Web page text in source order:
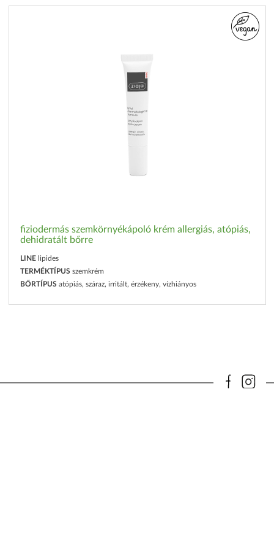
fiziodermás szemkörnyékápoló krém allergiás, atópiás,
dehidratált bőrre
LINE lipides
TERMÉKTÍPUS szemkrém
BŐRTÍPUS atópiás, száraz, irritált, érzékeny, vízhiányos